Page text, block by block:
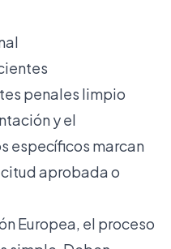
penales limpio
y el
específicos marcan
aprobada o
Europea, el proceso